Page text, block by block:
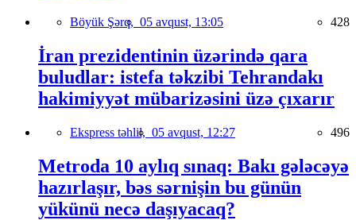
Böyük Şərq, 05 avqust, 13:05 428
İran prezidentinin üzərində qara
buludlar: istefa təkzibi Tehrandakı
hakimiyyət mübarizəsini üzə çıxarır
Ekspress təhlil, 05 avqust, 12:27 496
Metroda 10 aylıq sınaq: Bakı gələcəyə
hazırlaşır, bəs sərnişin bu günün
yükünü necə daşıyacaq?